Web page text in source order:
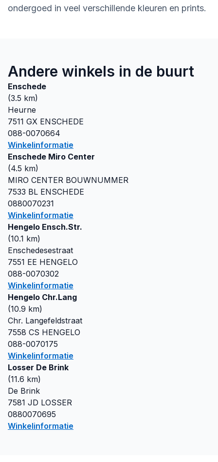
ondergoed in veel verschillende kleuren en prints.
Andere winkels in de buurt
Enschede
(3.5 km)
Heurne
7511 GX ENSCHEDE
088-0070664
Winkelinformatie
Enschede Miro Center
(4.5 km)
MIRO CENTER BOUWNUMMER
7533 BL ENSCHEDE
0880070231
Winkelinformatie
Hengelo Ensch.Str.
(10.1 km)
Enschedesestraat
7551 EE HENGELO
088-0070302
Winkelinformatie
Hengelo Chr.Lang
(10.9 km)
Chr. Langefeldstraat
7558 CS HENGELO
088-0070175
Winkelinformatie
Losser De Brink
(11.6 km)
De Brink
7581 JD LOSSER
0880070695
Winkelinformatie